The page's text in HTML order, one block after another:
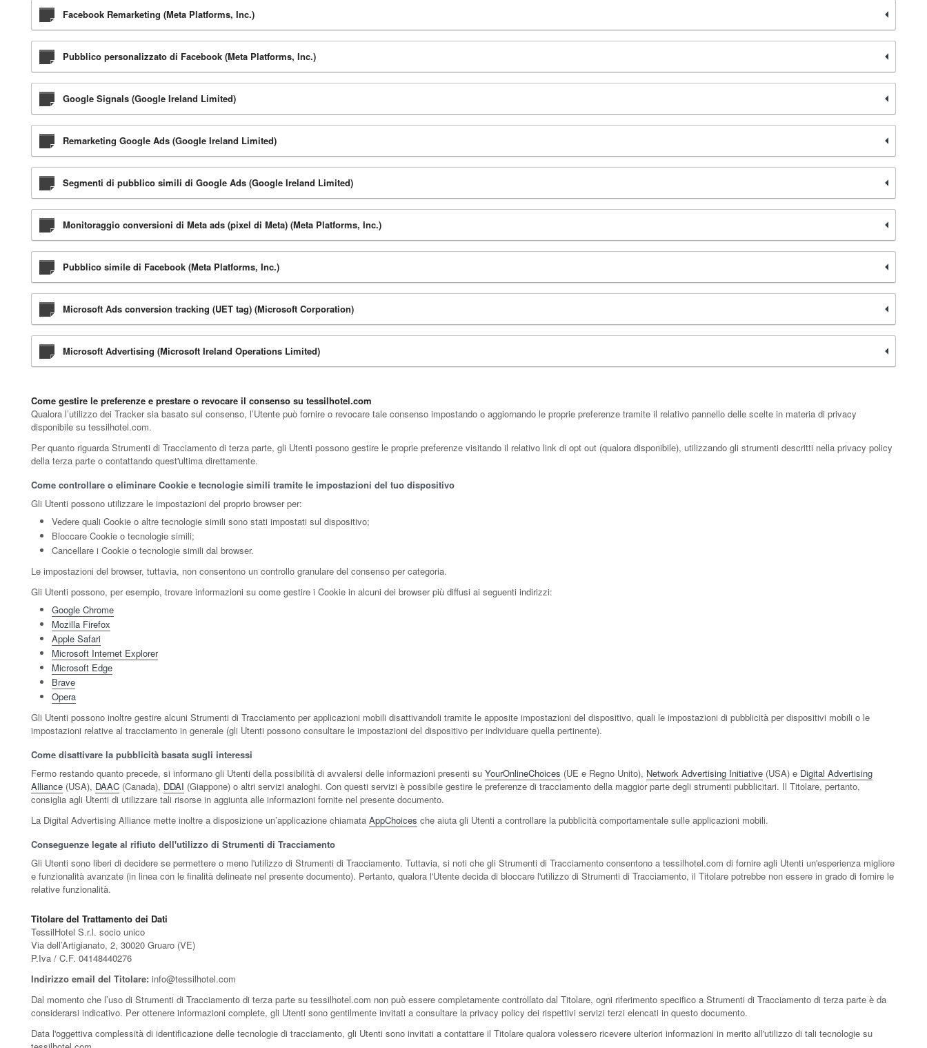
Facebook Remarketing (Meta Platforms, Inc.)
Pubblico personalizzato di Facebook (Meta Platforms, Inc.)
Google Signals (Google Ireland Limited)
Remarketing Google Ads (Google Ireland Limited)
Segmenti di pubblico simili di Google Ads (Google Ireland Limited)
Monitoraggio conversioni di Meta ads (pixel di Meta) (Meta Platforms, Inc.)
Pubblico simile di Facebook (Meta Platforms, Inc.)
Microsoft Ads conversion tracking (UET tag) (Microsoft Corporation)
Microsoft Advertising (Microsoft Ireland Operations Limited)
Come gestire le preferenze e prestare o revocare il consenso su tessilhotel.com
Qualora l’utilizzo dei Tracker sia basato sul consenso, l’Utente può fornire o revocare tale consenso impostando o aggiornando le proprie preferenze tramite il relativo pannello delle scelte in materia di privacy
disponibile su tessilhotel.com.
Per quanto riguarda Strumenti di Tracciamento di terza parte, gli Utenti possono gestire le proprie preferenze visitando il relativo link di opt out (qualora disponibile), utilizzando gli strumenti descritti nella privacy policy
della terza parte o contattando quest'ultima direttamente.
Come controllare o eliminare Cookie e tecnologie simili tramite le impostazioni del tuo dispositivo
Gli Utenti possono utilizzare le impostazioni del proprio browser per:
Vedere quali Cookie o altre tecnologie simili sono stati impostati sul dispositivo;
Bloccare Cookie o tecnologie simili;
Cancellare i Cookie o tecnologie simili dal browser.
Le impostazioni del browser, tuttavia, non consentono un controllo granulare del consenso per categoria.
Gli Utenti possono, per esempio, trovare informazioni su come gestire i Cookie in alcuni dei browser più diffusi ai seguenti indirizzi:
Google Chrome
Mozilla Firefox
Apple Safari
Microsoft Internet Explorer
Microsoft Edge
Brave
Opera
Gli Utenti possono inoltre gestire alcuni Strumenti di Tracciamento per applicazioni mobili disattivandoli tramite le apposite impostazioni del dispositivo, quali le impostazioni di pubblicità per dispositivi mobili o le
impostazioni relative al tracciamento in generale (gli Utenti possono consultare le impostazioni del dispositivo per individuare quella pertinente).
Come disattivare la pubblicità basata sugli interessi
Fermo restando quanto precede, si informano gli Utenti della possibilità di avvalersi delle informazioni presenti su YourOnlineChoices (UE e Regno Unito), Network Advertising Initiative (USA) e Digital Advertising
Alliance (USA), DAAC (Canada), DDAI (Giappone) o altri servizi analoghi. Con questi servizi è possibile gestire le preferenze di tracciamento della maggior parte degli strumenti pubblicitari. Il Titolare, pertanto,
consiglia agli Utenti di utilizzare tali risorse in aggiunta alle informazioni fornite nel presente documento.
La Digital Advertising Alliance mette inoltre a disposizione un’applicazione chiamata AppChoices che aiuta gli Utenti a controllare la pubblicità comportamentale sulle applicazioni mobili.
Conseguenze legate al rifiuto dell'utilizzo di Strumenti di Tracciamento
Gli Utenti sono liberi di decidere se permettere o meno l'utilizzo di Strumenti di Tracciamento. Tuttavia, si noti che gli Strumenti di Tracciamento consentono a tessilhotel.com di fornire agli Utenti un'esperienza migliore
e funzionalità avanzate (in linea con le finalità delineate nel presente documento). Pertanto, qualora l'Utente decida di bloccare l'utilizzo di Strumenti di Tracciamento, il Titolare potrebbe non essere in grado di fornire le
relative funzionalità.
Titolare del Trattamento dei Dati
TessilHotel S.r.l. socio unico
Via dell’Artigianato, 2, 30020 Gruaro (VE)
P.Iva / C.F. 04148440276
Indirizzo email del Titolare: info@tessilhotel.com
Dal momento che l’uso di Strumenti di Tracciamento di terza parte su tessilhotel.com non può essere completamente controllato dal Titolare, ogni riferimento specifico a Strumenti di Tracciamento di terza parte è da
considerarsi indicativo. Per ottenere informazioni complete, gli Utenti sono gentilmente invitati a consultare la privacy policy dei rispettivi servizi terzi elencati in questo documento.
Data l'oggettiva complessità di identificazione delle tecnologie di tracciamento, gli Utenti sono invitati a contattare il Titolare qualora volessero ricevere ulteriori informazioni in merito all'utilizzo di tali tecnologie su